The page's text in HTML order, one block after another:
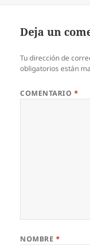
Deja un
Tu dirección de
obligatorios están
COMENTARIO *
NOMBRE *